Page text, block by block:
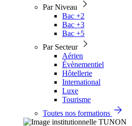
Par Niveau
Bac +2
Bac +3
Bac +5
Par Secteur
Aérien
Évènementiel
Hôtellerie
International
Luxe
Tourisme
Toutes nos formations